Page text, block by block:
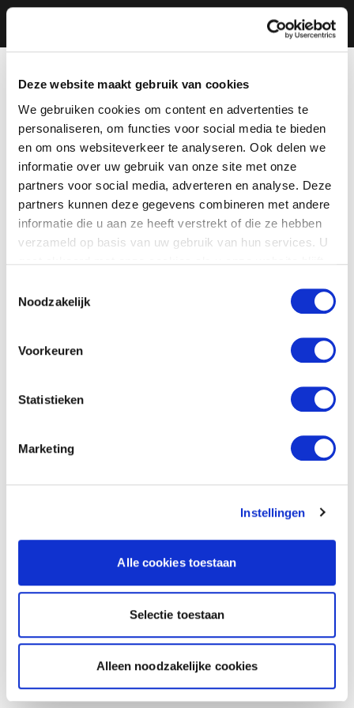
Deze website maakt gebruik van cookies
We gebruiken cookies om content en advertenties te
personaliseren, om functies voor social media te bieden
en om ons websiteverkeer te analyseren. Ook delen we
informatie over uw gebruik van onze site met onze
partners voor social media, adverteren en analyse. Deze
partners kunnen deze gegevens combineren met andere
informatie die u aan ze heeft verstrekt of die ze hebben
verzameld op basis van uw gebruik van hun services. U
Noodzakelijk
Voorkeuren
Statistieken
Marketing
Instellingen
Alle cookies toestaan
Selectie toestaan
Alleen noodzakelijke cookies